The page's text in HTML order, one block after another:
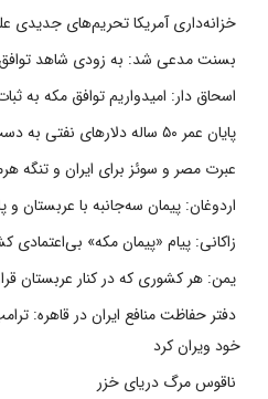
خزانه‌داری آمریکا تحریم‌های جدیدی
بسنت مدعی شد: به زودی شاهد توافق
اسحاق دار: امیدواریم توافق مکه به
پایان عمر ۵۰ ساله دلارهای نفتی به دست ایران
عبرت مصر و سوئز برای ایران و تنگه
اردوغان: پیمان سه‌جانبه با
زاکانی: پیام «پیمان مکه»
یمن: هر کشوری که در کنار عربستان
دفتر حفاظت منافع ایران در قاهره:
خود ویران کرد
ناقوس مرگ دریای خزر